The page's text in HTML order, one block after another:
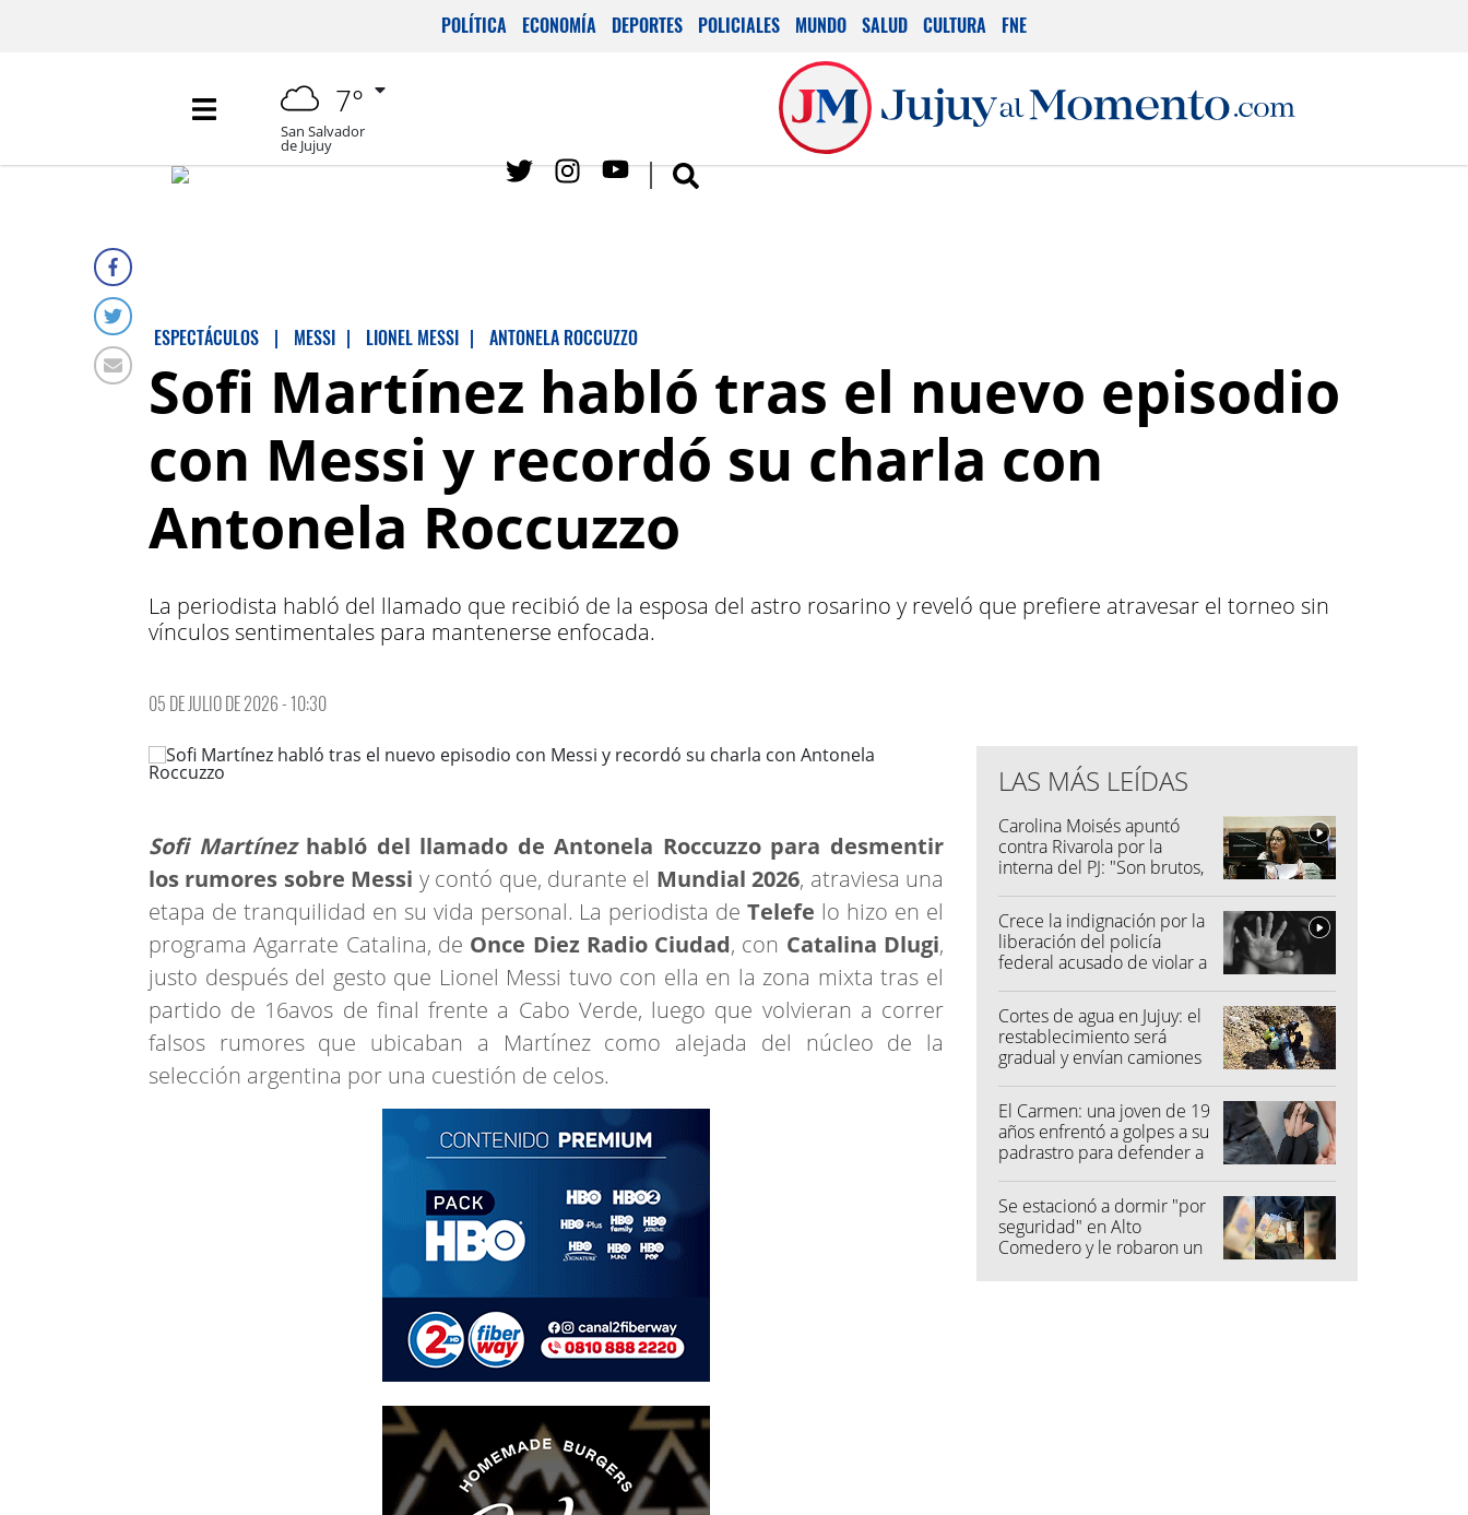
POLÍTICA ECONOMÍA DEPORTES POLICIALES MUNDO SALUD CULTURA FNE
7°
San Salvador
de Jujuy
ESPECTÁCULOS | MESSI | LIONEL MESSI | ANTONELA ROCCUZZO
Sofi Martínez habló tras el nuevo episodio
con Messi y recordó su charla con
Antonela Roccuzzo
La periodista habló del llamado que recibió de la esposa del astro rosarino y reveló que prefiere atravesar el torneo sin
vínculos sentimentales para mantenerse enfocada.
05 DE JULIO DE 2026 - 10:30
Sofi Martínezhabló del llamado de Antonela Roccuzzo para desmentir
los rumores sobre Messi y contó que, durante el Mundial 2026, atraviesa una
etapa de tranquilidad en su vida personal. La periodista deTelefe lo hizo en el
programa Agarrate Catalina, de Once Diez Radio Ciudad, con Catalina Dlugi,
justo después del gesto que Lionel Messi tuvo con ella en la zona mixta tras el
partido de 16avos de final frente a Cabo Verde, luego que volvieran a correr
falsos rumores que ubicaban a Martínez como alejada del núcleo de la
selección argentina por una cuestión de celos.
LAS MÁS LEÍDAS
Carolina Moisés apuntó
contra Rivarola por la
interna del PJ: "Son brutos,
Crece la indignación por la
liberación del policía
federal acusado de violar a
Cortes de agua en Jujuy: el
restablecimiento será
gradual y envían camiones
El Carmen: una joven de 19
años enfrentó a golpes a su
padrastro para defender a
Se estacionó a dormir "por
seguridad" en Alto
Comedero y le robaron un